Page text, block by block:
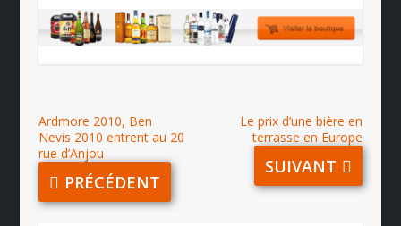
Ardmore 2010, Ben
Nevis 2010 entrent au 20
rue d’Anjou
PRÉCÉDENT
Le prix d’une bière en
terrasse en Europe
SUIVANT